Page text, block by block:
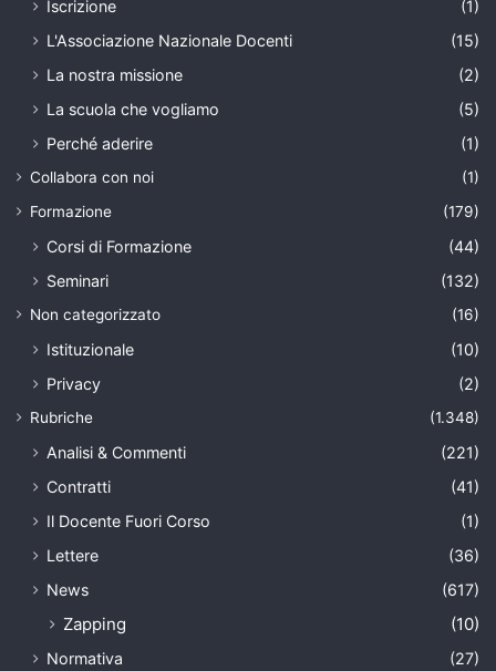
Iscrizione
(1)
L'Associazione Nazionale Docenti
(15)
La nostra missione
(2)
La scuola che vogliamo
(5)
Perché aderire
(1)
Collabora con noi
(1)
Formazione
(179)
Corsi di Formazione
(44)
Seminari
(132)
Non categorizzato (16)
Istituzionale
(10)
Privacy
(2)
Rubriche (1.348)
Analisi & Commenti
(221)
Contratti
(41)
Il Docente Fuori Corso
(1)
Lettere
(36)
News
(617)
Zapping (10)
Normativa
(27)